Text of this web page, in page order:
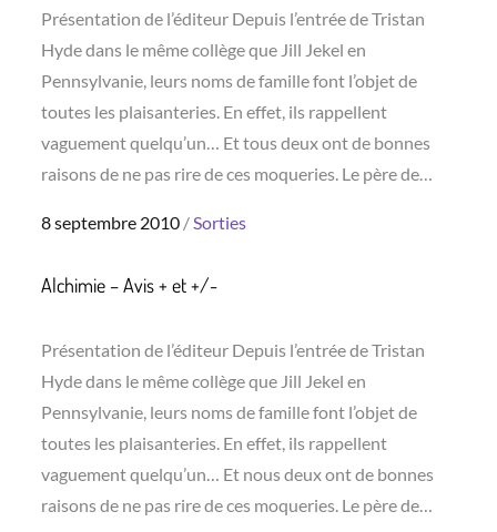
Présentation de l’éditeur Depuis l’entrée de Tristan
Hyde dans le même collège que Jill Jekel en
Pennsylvanie, leurs noms de famille font l’objet de
toutes les plaisanteries. En effet, ils rappellent
vaguement quelqu’un… Et tous deux ont de bonnes
raisons de ne pas rire de ces moqueries. Le père de…
Posted
8 septembre 2010 Sorties
Alchimie – Avis + et +/-
Présentation de l’éditeur Depuis l’entrée de Tristan
Hyde dans le même collège que Jill Jekel en
Pennsylvanie, leurs noms de famille font l’objet de
toutes les plaisanteries. En effet, ils rappellent
vaguement quelqu’un… Et nous deux ont de bonnes
raisons de ne pas rire de ces moqueries. Le père de…